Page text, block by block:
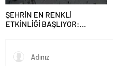
ŞEHRİN EN RENKLİ
ETKİNLİĞİ BAŞLIYOR:
FESTİVALİ” HEYECANI
GAZİOSMANPAŞA’DA
YAŞANACAK